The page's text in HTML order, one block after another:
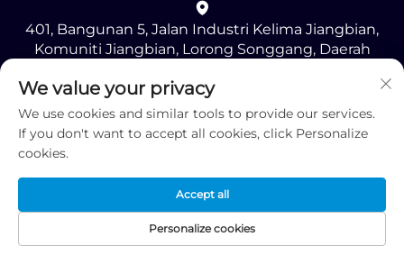
401, Bangunan 5, Jalan Industri Kelima Jiangbian,
Komuniti Jiangbian, Lorong Songgang, Daerah
+86-18123725135
We value your privacy
We use cookies and similar tools to provide our services.
If you don't want to accept all cookies, click Personalize
cookies.
Personalize cookies
Accept all